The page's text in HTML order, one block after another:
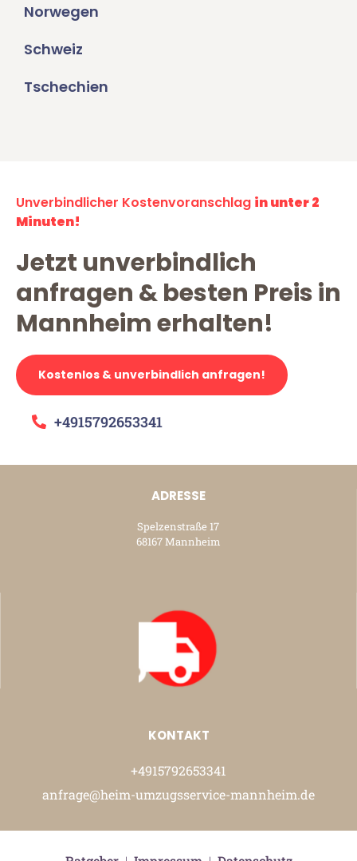
Norwegen
Schweiz
Tschechien
Unverbindlicher Kostenvoranschlag in unter 2
Minuten!
Jetzt unverbindlich
anfragen & besten Preis in
Mannheim erhalten!
Kostenlos & unverbindlich anfragen!
+4915792653341
ADRESSE
Spelzenstraße 17
68167 Mannheim
KONTAKT
+4915792653341
anfrage@heim-umzugsservice-mannheim.de